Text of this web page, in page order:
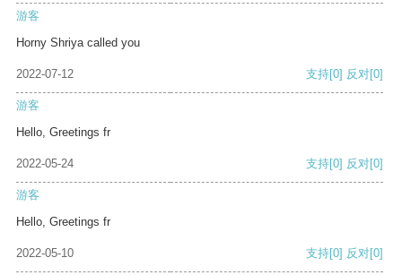
游客
Horny Shriya called you
2022-07-12 支持[0] 反对[0]
游客
Hello, Greetings fr
2022-05-24 支持[0] 反对[0]
游客
Hello, Greetings fr
2022-05-10 支持[0] 反对[0]